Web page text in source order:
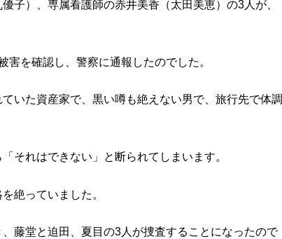
子）、専属看護師の赤井美香（太田美恵）の3人が、
を確認し、警察に通報したのでした。
いた資産家で、黒い噂も絶えない男で、旅行先で体調
それはできない」と断られてしまいます。
絶っていました。
藤堂と迫田、夏目の3人が捜査することになったので